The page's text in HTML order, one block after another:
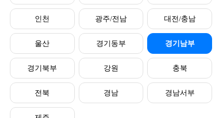
인천 광주/전남 대전/충남
울산 경기동부 경기남부
경기북부 강원 충북
전북 경남 경남서부